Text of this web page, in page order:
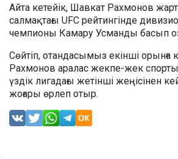
Айта кетейік, Шавкат Рахмонов
салмақтағы UFC рейтингінде
чемпионы Камару Усманды басып
Сөйтіп, отандасымыз екінші орынға
Рахмонов аралас жекпе-жек
үздік лигадағы жетінші жеңісінен
жоғары өрлеп отыр.